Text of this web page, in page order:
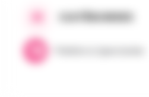
CATÉGORIES